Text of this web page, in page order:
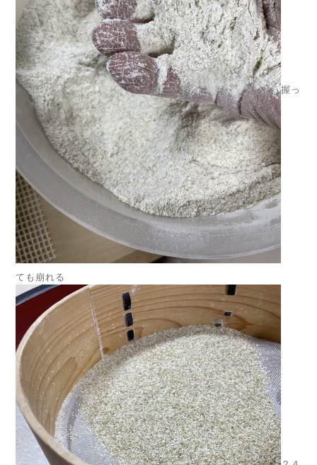
握っ
ても崩れる